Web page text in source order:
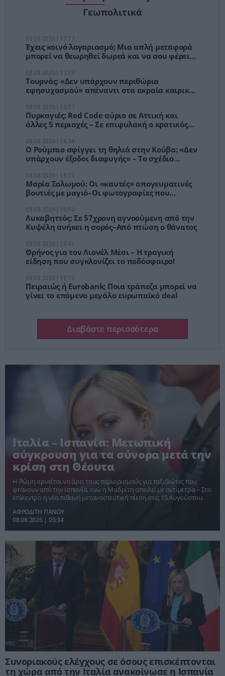
Γεωπολιτικά
Έχεις κοινό λογαριασμό; Μια απλή μεταφορά
μπορεί να θεωρηθεί δωρεά και να σου φέρει
Τουρνάς: «Δεν υπάρχουν περιθώρια
εφησυχασμού» απέναντι στα ακραία καιρικά
Πυρκαγιές: Red Code αύριο σε Αττική και
άλλες 5 περιοχές – Σε επιφυλακή ο κρατικός
Ο Ρούμπιο σφίγγει τη θηλιά στην Κούβα: «Δεν
υπάρχουν έξοδοι διαφυγής» – Το σχέδιο
Μαρία Σολωμού: Οι «καυτές» απογευματινές
βουτιές με μαγιό–Οι φωτογραφίες που
Λυκαβηττός: Σε 57χρονη αγνοούμενη από την
Κυψέλη ανήκει η σορός–Από πτώση ο θάνατος
Θρήνος για τον Λιονέλ Μέσι – Η τραγική
είδηση που συγκλονίζει το ποδόσφαιρο!
Πειραιώς ή Eurobank; Ποια τράπεζα μπορεί να
γίνει το επόμενο μεγάλο ευρωπαϊκό deal
Διαβάστε περισσότερα
Ιταλία – Ισπανία: Μετωπική
σύγκρουση για τα σύνορα μετά την
κρίση στη Θέουτα
Η Ρώμη αρνείται να άρει τους περιορισμούς για ταξιδιώτες που
φτάνουν από την Ισπανία, ενώ η Μαδρίτη απειλεί με αντίμετρα – Στο
επίκεντρο η νέα πιθανή μεταναστευτική πίεση στις 15 Αυγούστου.
ΑΦΡΟΔΙΤΗ ΠΑΝΟΥ
08.08.2026 | 05:34
Συνοριακούς ελέγχους σε όσους επισκέπτονται
τη χώρα από την Ιταλία ανακοίνωσε η Ισπανία